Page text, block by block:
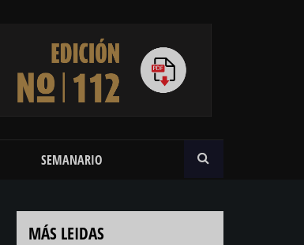
SEMANARIO
MÁS LEIDAS